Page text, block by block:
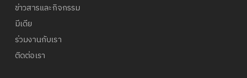
ข่าวสารและกิจกรรม
มีเดีย
ร่วมงานกับเรา
ติดต่อเรา